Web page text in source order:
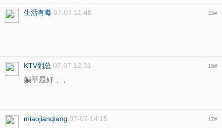
生活有毒 07-07 11:48 15#
KTV副总 07-07 12:31 16#
躺平最好，，
miaojianqiang 07-07 14:15 17#